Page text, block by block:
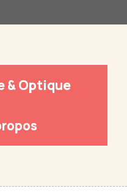
& Optique